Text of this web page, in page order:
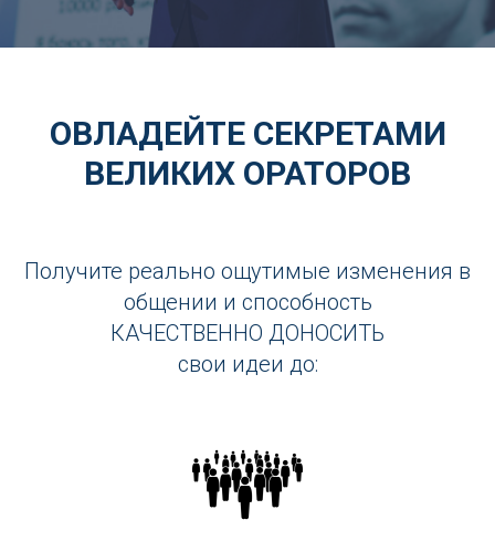
ОВЛАДЕЙТЕ СЕКРЕТАМИ
ВЕЛИКИХ ОРАТОРОВ
Получите реально ощутимые изменения в
общении и способность
КАЧЕСТВЕННО ДОНОСИТЬ
свои идеи до: